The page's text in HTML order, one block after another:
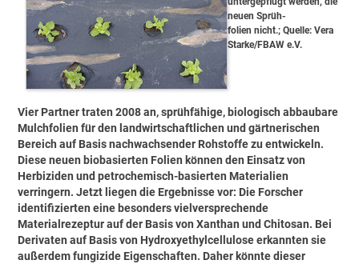
neuen Sprüh-
folien nicht.; Quelle: Vera
Starke/FBAW e.V.
Vier Partner traten 2008 an, sprühfähige, biologisch abbaubare
Mulchfolien für den landwirtschaftlichen und gärtnerischen
Bereich auf Basis nachwachsender Rohstoffe zu entwickeln.
Diese neuen biobasierten Folien können den Einsatz von
Herbiziden und petrochemisch-basierten Materialien
verringern. Jetzt liegen die Ergebnisse vor: Die Forscher
identifizierten eine besonders vielversprechende
Materialrezeptur auf der Basis von Xanthan und Chitosan. Bei
Derivaten auf Basis von Hydroxyethylcellulose erkannten sie
außerdem fungizide Eigenschaften. Daher könnte dieser